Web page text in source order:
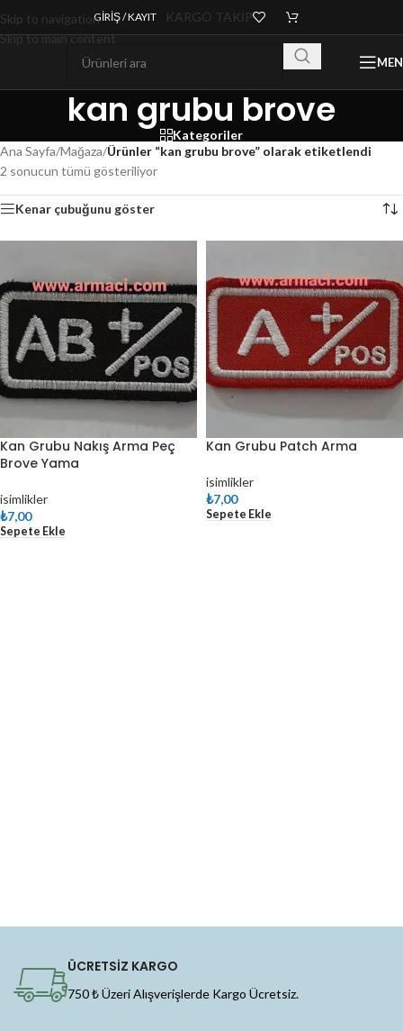
Skip to navigation
Skip to main content
GIRIŞ / KAYIT KARGO TAKİP
kan grubu brove
Kategoriler
Ana Sayfa/Mağaza/Ürünler “kan grubu brove” olarak etiketlendi
2 sonucun tümü gösteriliyor
Kenar çubuğunu göster
Kan Grubu Nakış Arma Peç
Brove Yama
isimlikler
₺7,00
Sepete Ekle
Kan Grubu Patch Arma
isimlikler
₺7,00
Sepete Ekle
ÜCRETSİZ KARGO
750 ₺ Üzeri Alışverişlerde Kargo Ücretsiz.